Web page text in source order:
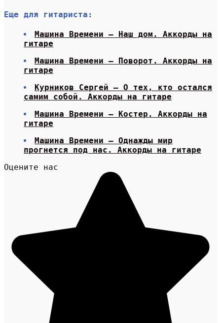
Еще для гитариста:
Машина Времени — Наш дом. Аккорды на
гитаре
Машина Времени — Поворот. Аккорды на
гитаре
Курников Сергей — О тех, кто остался
самим собой. Аккорды на гитаре
Машина Времени — Костер. Аккорды на
гитаре
Машина Времени — Однажды мир
прогнется под нас. Аккорды на гитаре
Оцените нас